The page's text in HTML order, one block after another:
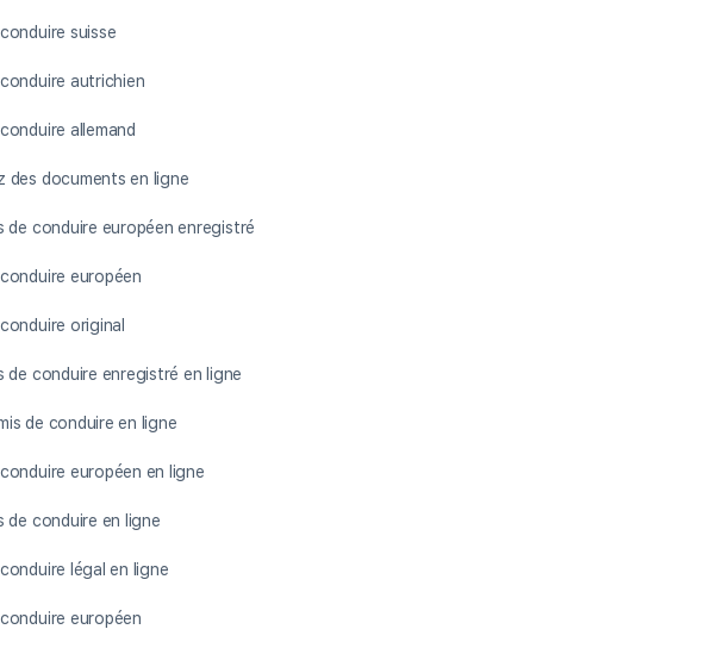
suisse
autrichien
allemand
des documents en ligne
de conduire européen enregistré
européen
original
de conduire enregistré en ligne
de conduire en ligne
européen en ligne
de conduire en ligne
légal en ligne
européen